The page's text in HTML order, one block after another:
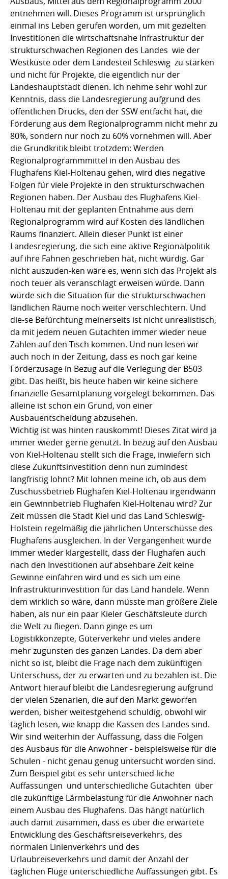
entnehmen will. Dieses Programm ist ursprünglich
einmal ins Leben gerufen worden, um mit gezielten
Investitionen die wirtschaftsnahe Infrastruktur der
strukturschwachen Regionen des Landes  wie der
Westküste oder dem Landesteil Schleswig  zu stärken
und nicht für Projekte, die eigentlich nur der
Landeshauptstadt dienen. Ich nehme sehr wohl zur
Kenntnis, dass die Landesregierung aufgrund des
öffentlichen Drucks, den der SSW entfacht hat, die
Förderung aus dem Regionalprogramm nicht mehr zu
80%, sondern nur noch zu 60% vornehmen will. Aber
die Grundkritik bleibt trotzdem: Werden
Regionalprogrammmittel in den Ausbau des
Flughafens Kiel-Holtenau gehen, wird dies negative
Folgen für viele Projekte in den strukturschwachen
Regionen haben. Der Ausbau des Flughafens Kiel-
Holtenau mit der geplanten Entnahme aus dem
Regionalprogramm wird auf Kosten des ländlichen
Raums finanziert. Allein dieser Punkt ist einer
Landesregierung, die sich eine aktive Regionalpolitik
auf ihre Fahnen geschrieben hat, nicht würdig. Gar
nicht auszuden-ken wäre es, wenn sich das Projekt als
noch teuer als veranschlagt erweisen würde. Dann
würde sich die Situation für die strukturschwachen
ländlichen Räume noch weiter verschlechtern. Und
die-se Befürchtung meinerseits ist nicht unrealistisch,
da mit jedem neuen Gutachten immer wieder neue
Zahlen auf den Tisch kommen. Und nun lesen wir
auch noch in der Zeitung, dass es noch gar keine
Förderzusage in Bezug auf die Verlegung der B503
gibt. Das heißt, bis heute haben wir keine sichere
finanzielle Gesamtplanung vorgelegt bekommen. Das
alleine ist schon ein Grund, von einer
Ausbauentscheidung abzusehen.
Wichtig ist was hinten rauskommt! Dieses Zitat wird ja
immer wieder gerne genutzt. In bezug auf den Ausbau
von Kiel-Holtenau stellt sich die Frage, inwiefern sich
diese Zukunftsinvestition denn nun zumindest
langfristig lohnt? Mit lohnen meine ich, ob aus dem
Zuschussbetrieb Flughafen Kiel-Holtenau irgendwann
ein Gewinnbetrieb Flughafen Kiel-Holtenau wird? Zur
Zeit müssen die Stadt Kiel und das Land Schleswig-
Holstein regelmäßig die jährlichen Unterschüsse des
Flughafens ausgleichen. In der Vergangenheit wurde
immer wieder klargestellt, dass der Flughafen auch
nach den Investitionen auf absehbare Zeit keine
Gewinne einfahren wird und es sich um eine
Infrastrukturinvestition für das Land handele. Wenn
dem wirklich so wäre, dann müsste man größere Ziele
haben, als nur ein paar Kieler Geschäftsleute durch
die Welt zu fliegen. Dann ginge es um
Logistikkonzepte, Güterverkehr und vieles andere
mehr zugunsten des ganzen Landes. Da dem aber
nicht so ist, bleibt die Frage nach dem zukünftigen
Unterschuss, der zu erwarten und zu bezahlen ist. Die
Antwort hierauf bleibt die Landesregierung aufgrund
der vielen Szenarien, die auf den Markt geworfen
werden, bisher weitestgehend schuldig, obwohl wir
täglich lesen, wie knapp die Kassen des Landes sind.
Wir sind weiterhin der Auffassung, dass die Folgen
des Ausbaus für die Anwohner - beispielsweise für die
Schulen - nicht genau genug untersucht worden sind.
Zum Beispiel gibt es sehr unterschied-liche
Auffassungen  und unterschiedliche Gutachten  über
die zukünftige Lärmbelastung für die Anwohner nach
einem Ausbau des Flughafens. Das hängt natürlich
auch damit zusammen, dass es über die erwartete
Entwicklung des Geschäftsreiseverkehrs, des
normalen Linienverkehrs und des
Urlaubreiseverkehrs und damit der Anzahl der
täglichen Flüge unterschiedliche Auffassungen gibt. Es